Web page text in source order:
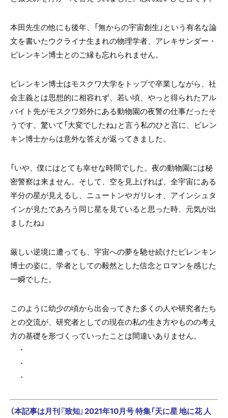
本田先生の他にも後年、「無からの宇宙創生」という有名な論
文を書いたウクライナ生まれの物理学者、アレキサンダー・
ビレンキン博士とのご縁も忘れられません。
ビレンキン博士はモスクワ大学をトップで卒業しながら、社
会主義とは思想的に相容れず、若い頃、やっと得られたアル
バイト先がモスクワ郊外にある動物園の夜警の仕事だったそ
うです。驚いて「大変でしたね」と言う私のひと言に、ビレン
キン博士からは意外な答えが返ってきました。
「いや、僕にはとても幸せな時間でした。夜の動物園には秘
密警察は来ません。そして、空を見上げれば、全宇宙にある
半分の星が見えるし、ニュートンやガリレオ、アインシュタ
インが見たであろう同じ星を見ていると思った時、元気が出
ましたね」
厳しい逆境に遭っても、宇宙への夢を馳せ続けたビレンキン
博士の姿に、学者としての毅然とした信念とロマンを感じた
一瞬でした。
このように幼少の頃から出会ってきた多くの人や研究者たち
との交流が、研究者としての現在の私の生き方やものの考え
方の基礎を形づくっていったことは間違いありません。
・
・
・
（本記事は月刊『致知』2021年10月号 特集「天に星 地に花 人